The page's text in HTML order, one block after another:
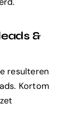
&
resulteren
Kortom